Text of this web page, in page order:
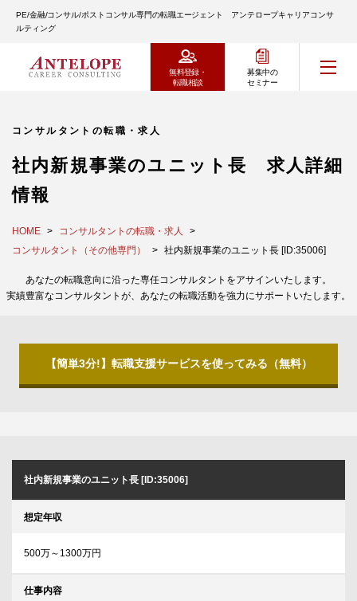
PE/金融/コンサル/ポストコンサル専門の転職エージェント アンテロープキャリアコンサ
ルティング
無料登録・
転職相談
募集中の
セミナー
コンサルタントの転職・求人
社内新規事業のユニット長 求人詳細
情報
HOME
コンサルタントの転職・求人
コンサルタント（その他専門）
社内新規事業のユニット長 [ID:35006]
あなたの転職意向に沿った専任コンサルタントをアサインいたします。
実績豊富なコンサルタントが、あなたの転職活動を強力にサポートいたします。
【簡単3分!】転職支援サービスを使ってみる（無料）
社内新規事業のユニット長 [ID:35006]
想定年収
500万～1300万円
仕事内容